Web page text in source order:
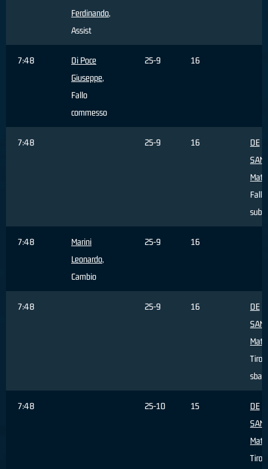
Ferdinando,
Assist
7:48
Di Poce
Giuseppe,
Fallo
commesso
25-9 16
7:48 25-9 16
DE
Fallo
7:48
Marini
Leonardo,
Cambio
25-9 16
7:48 25-9 16
DE
Tiro
7:48 25-10 15
DE
Tiro